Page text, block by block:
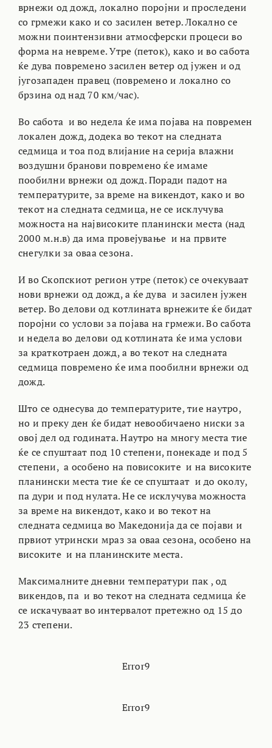
врнежи од дожд, локално поројни и проследени
со грмежи како и со засилен ветер. Локално се
можни поинтензивни атмосферски процеси во
форма на невреме. Утре (петок), како и во сабота
ќе дува повремено засилен ветер од јужен и од
југозападен правец (повремено и локално со
брзина од над 70 км/час).
Во сабота и во недела ќе има појава на повремен
локален дожд, додека во текот на следната
седмица и тоа под влијание на серија влажни
воздушни бранови повремено ќе имаме
пообилни врнежи од дожд. Поради падот на
температурите, за време на викендот, како и во
текот на следната седмица, не се исклучува
можноста на највисоките планински места (над
2000 м.н.в) да има провејување и на првите
снегулки за оваа сезона.
И во Скопскиот регион утре (петок) се очекуваат
нови врнежи од дожд, а ќе дува и засилен јужен
ветер. Во делови од котлината врнежите ќе бидат
поројни со услови за појава на грмежи. Во сабота
и недела во делови од котлината ќе има услови
за краткотраен дожд, а во текот на следната
седмица повремено ќе има пообилни врнежи од
дожд.
Што се однесува до температурите, тие наутро,
но и преку ден ќе бидат невообичаено ниски за
овој дел од годината. Наутро на многу места тие
ќе се спуштаат под 10 степени, понекаде и под 5
степени, а особено на повисоките и на високите
планински места тие ќе се спуштаат и до околу,
па дури и под нулата. Не се исклучува можноста
за време на викендот, како и во текот на
следната седмица во Македонија да се појави и
првиот утрински мраз за оваа сезона, особено на
високите и на планинските места.
Максималните дневни температури пак , од
викендов, па и во текот на следната седмица ќе
се искачуваат во интервалот претежно од 15 до
23 степени.
Error9
Error9